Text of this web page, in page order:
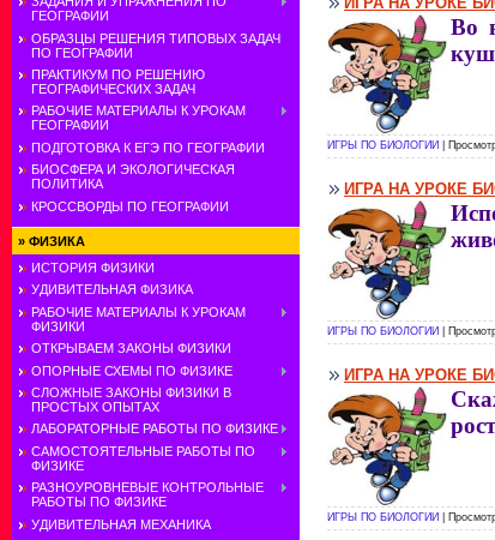
ГЕОГРАФИИ
ОБРАЗЦЫ РЕШЕНИЯ ТИПОВЫХ ЗАДАЧ
ПО ГЕОГРАФИИ
ПРАКТИКУМ ПО РЕШЕНИЮ
ГЕОГРАФИЧЕСКИХ ЗАДАЧ
РАБОЧИЕ МАТЕРИАЛЫ К УРОКАМ
ГЕОГРАФИИ
ПОДГОТОВКА К ЕГЭ ПО ГЕОГРАФИИ
БИОСФЕРА И ЭКОЛОГИЧЕСКАЯ
ПОЛИТИКА
КРОССВОРДЫ ПО ГЕОГРАФИИ
» ФИЗИКА
ИСТОРИЯ ФИЗИКИ
УДИВИТЕЛЬНАЯ ФИЗИКА
РАБОЧИЕ МАТЕРИАЛЫ К УРОКАМ
ФИЗИКИ
ОТКРЫВАЕМ ЗАКОНЫ ФИЗИКИ
ОПОРНЫЕ СХЕМЫ ПО ФИЗИКЕ
СЛОЖНЫЕ ЗАКОНЫ ФИЗИКИ В
ПРОСТЫХ ОПЫТАХ
ЛАБОРАТОРНЫЕ РАБОТЫ ПО ФИЗИКЕ
САМОСТОЯТЕЛЬНЫЕ РАБОТЫ ПО
ФИЗИКЕ
РАЗНОУРОВНЕВЫЕ КОНТРОЛЬНЫЕ
РАБОТЫ ПО ФИЗИКЕ
УДИВИТЕЛЬНАЯ МЕХАНИКА
Во
ИГРЫ ПО БИОЛОГИИ |
ИГРА НА УРОКЕ
ИГРЫ ПО БИОЛОГИИ |
ИГРА НА УРОКЕ
ИГРЫ ПО БИОЛОГИИ |